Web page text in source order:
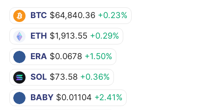
BTC $64,840.36 +0.23%
ETH $1,913.55 +0.29%
ERA $0.0678 +1.50%
SOL $73.58 +0.36%
BABY $0.01104 +2.41%